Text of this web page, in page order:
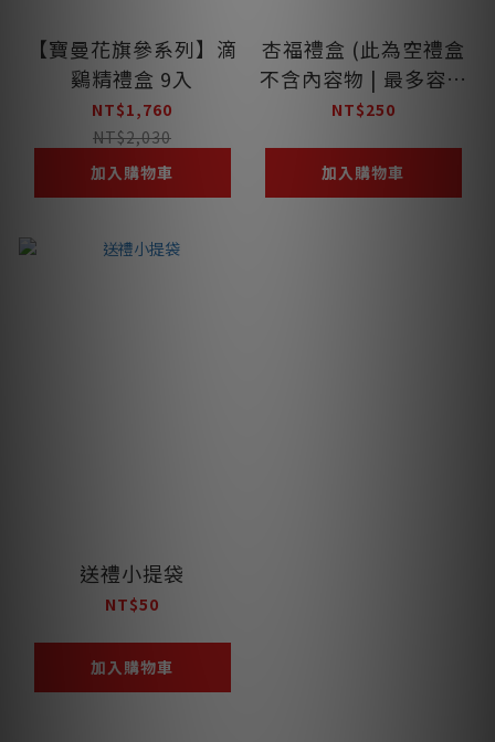
【寶曼花旗參系列】滴
鷄精禮盒 9入
NT$1,760
NT$2,030
加入購物車
杏福禮盒 (此為空禮盒
不含內容物 | 最多容納
2 件商品)
NT$250
加入購物車
送禮小提袋
NT$50
加入購物車